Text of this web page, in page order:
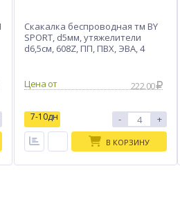
Скакалка беспроводная тм BY
SPORT, d5мм, утяжелители
d6,5см, 608Z, ПП, ПВХ, ЭВА, 4
222.00
7-10дн - +
В КОРЗИНУ